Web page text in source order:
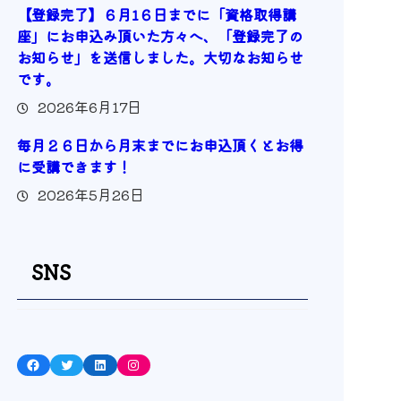
【登録完了】６月1６日までに「資格取得講
座」にお申込み頂いた方々へ、「登録完了の
お知らせ」を送信しました。大切なお知らせ
です。
2026年6月17日
毎月２６日から月末までにお申込頂くとお得
に受講できます！
2026年5月26日
SNS
Facebook Twitter LinkedIn Instagram